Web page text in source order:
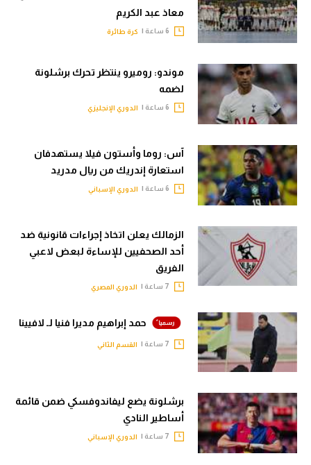
معاذ عبد الكريم
كرة طائرة
موندو: روميرو ينتظر تحرك برشلونة
لضمه
الدوري الإنجليزي
آس: روما وأستون فيلا يستهدفان
استعارة إندريك من ريال مدريد
الدوري الإسباني
الزمالك يعلن اتخاذ إجراءات قانونية ضد
أحد الصحفيين للإساءة لبعض لاعبي
الفريق
الدوري المصري
حمد إبراهيم مديرا فنيا لـ لافيينا
القسم الثاني
برشلونة يضع ليفاندوفسكي ضمن قائمة
أساطير النادي
الدوري الإسباني